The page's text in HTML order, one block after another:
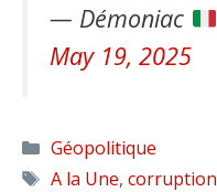
— Démoniac
May 19, 2025
Catégories
Géopolitique
Étiquettes
A la Une, corruption